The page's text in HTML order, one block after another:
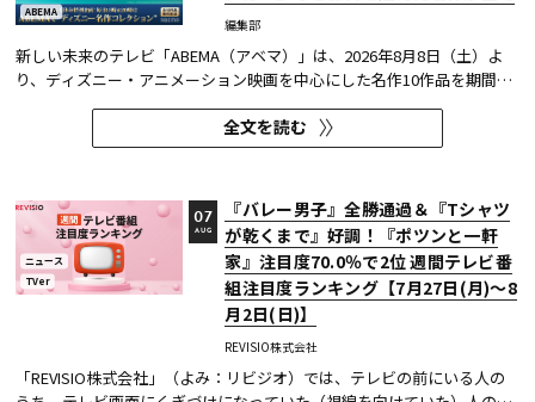
ABEMA
編集部
新しい未来のテレビ「ABEMA（アベマ）」は、2026年8月8日（土）よ
り、ディズニー・アニメーション映画を中心にした名作10作品を期間限
定で無料放送することを決定した。
全文を読む
ニュース
TVer
『バレー男子』全勝通過＆『Tシャツ
が乾くまで』好調！『ポツンと一軒
家』注目度70.0％で2位 週間テレビ番
組注目度ランキング【7月27日(月)～8
月2日(日)】
REVISIO株式会社
07
AUG
「REVISIO株式会社」（よみ：リビジオ）では、テレビの前にいる人の